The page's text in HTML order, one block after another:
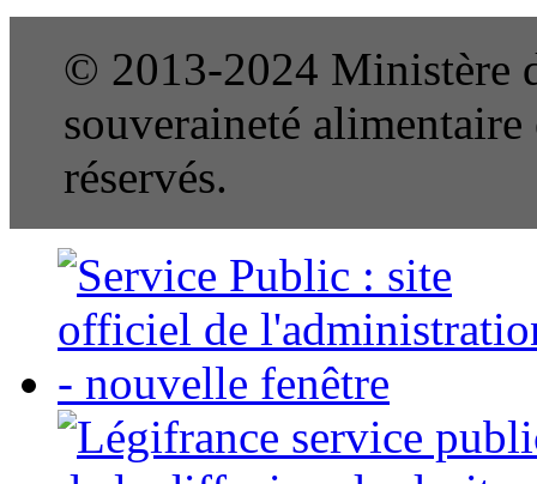
© 2013-2024 Ministère
souveraineté
réservés.